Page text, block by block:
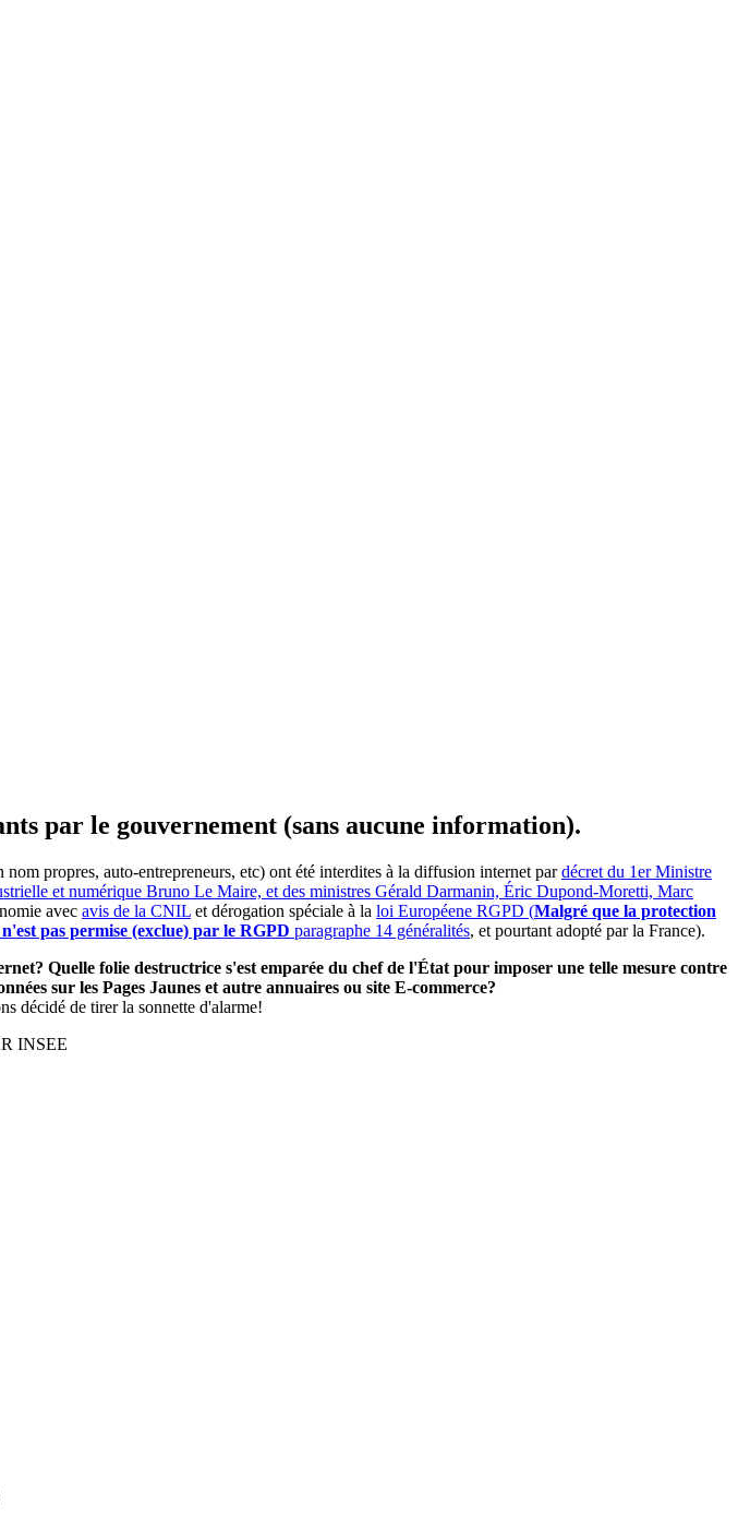
par le gouvernement (sans aucune information).
propres, auto-entrepreneurs, etc) ont été interdites à la diffusion internet pardécret du 1er Ministre
et numérique Bruno Le Maire, et des ministres Gérald Darmanin, Éric Dupond-Moretti, Marc
avec avis de la CNIL et dérogation spéciale à la loi Européene RGPD (Malgré que la protection
pas permise (exclue) par le RGPD paragraphe 14 généralités, et pourtant adopté par la France).
Quelle folie destructrice s'est emparée du chef de l'État pour imposer une telle mesure contre
sur les Pages Jaunes et autre annuaires ou site E-commerce?
décidé de tirer la sonnette d'alarme!
INSEE